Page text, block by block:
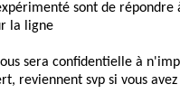
sont de répondre
la ligne
sera confidentielle à
reviennent svp si vous